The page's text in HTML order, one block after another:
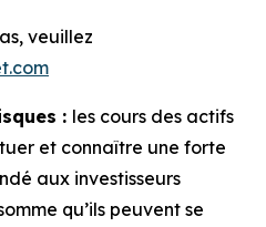
veuillez
: les cours des actifs
et connaître une forte
aux investisseurs
qu’ils peuvent se